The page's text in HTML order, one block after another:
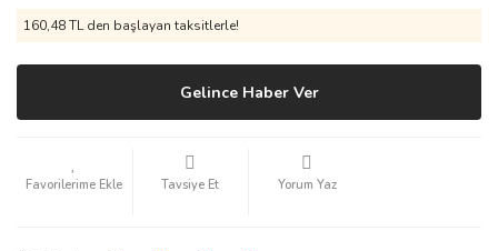
160,48 TL den başlayan taksitlerle!
Gelince Haber Ver
Tavsiye Et Yorum Yaz